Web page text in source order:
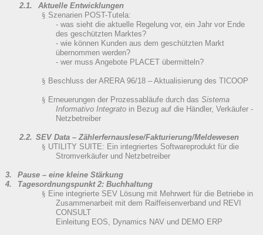
2.1.
Aktuelle Entwicklungen
§ Szenarien POST-Tutela:
- was sieht die aktuelle Regelung vor, ein Jahr vor Ende
des geschützten Marktes?
- wie können Kunden aus dem geschützten Markt
übernommen werden?
- wer muss Angebote PLACET übermitteln?
§ Beschluss der ARERA 96/18 – Aktualisierung des TICOOP
§ Erneuerungender Prozessabläufe durch das Sistema
Informativo Integratoin Bezug auf die Händler, Verkäufer -
Netzbetreiber
2.2. SEV Data – Zählerfernauslese/Fakturierung/Meldewesen
§ UTILITY SUITE: Ein integriertes Softwareprodukt für die
Stromverkäufer und Netzbetreiber
3. Pause– eine kleine Stärkung
4.
Tagesordnungspunkt 2: Buchhaltung
§ Eine integrierte SEV Lösung mit Mehrwert für die Betriebe in
Zusammenarbeit mit dem Raiffeisenverband und REVI
CONSULT
Einleitung EOS, Dynamics NAV und DEMO ERP